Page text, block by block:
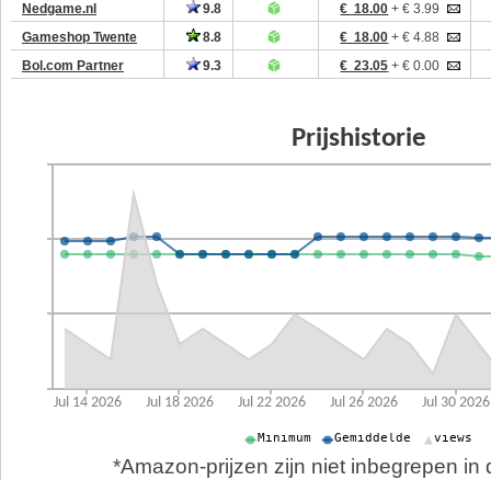
Nedgame.nl
9.8 € 18.00 + € 3.99
Gameshop Twente
8.8 € 18.00 + € 4.88
Bol.com Partner
9.3 € 23.05 + € 0.00
*Amazon-prijzen zijn niet inbegrepen in